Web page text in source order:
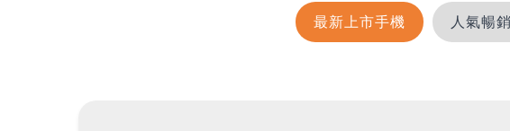
最新上市手機 人氣暢